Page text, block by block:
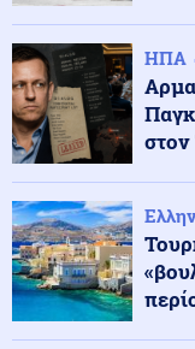
Κοινωνία
Τραγωδία
πισίνα
08.08.2026 -
Αυτός
επιλέγουν
Αθλητισμός
ΗΠΑ